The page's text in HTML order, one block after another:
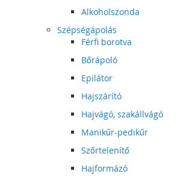
Alkoholszonda
Szépségápolás
Férfi borotva
Bőrápoló
Epilátor
Hajszárító
Hajvágó, szakállvágó
Manikűr-pedikűr
Szőrtelenítő
Hajformázó